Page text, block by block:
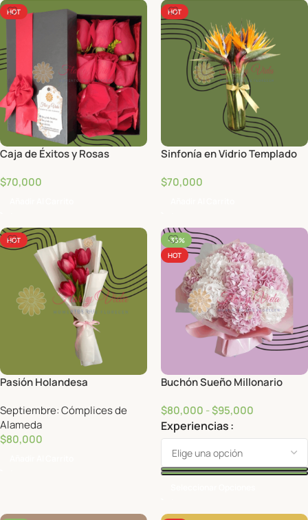
HOT
Caja de Éxitos y Rosas
$70,000
HOT
Sinfonía en Vidrio Templado
$70,000
HOT
Pasión Holandesa
Septiembre: Cómplices de
Alameda
$80,000
-33%
HOT
Buchón Sueño Millonario
$80,000 -$95,000
Experiencias